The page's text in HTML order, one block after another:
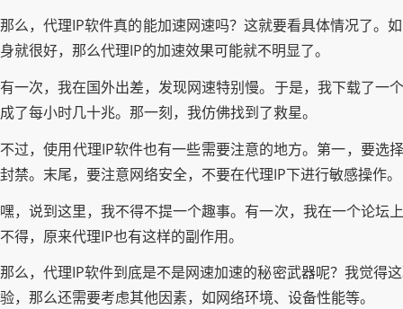
那么，代理IP软件真的能加速网速吗？这就要看具体情况了。
身就很好，那么代理IP的加速效果可能就不明显了。
有一次，我在国外出差，发现网速特别慢。于是，我下载了一
成了每小时几十兆。那一刻，我仿佛找到了救星。
不过，使用代理IP软件也有一些需要注意的地方。第一，要选
封禁。末尾，要注意网络安全，不要在代理IP下进行敏感操作。
嘿，说到这里，我不得不提一个趣事。有一次，我在一个论坛
不得，原来代理IP也有这样的副作用。
那么，代理IP软件到底是不是网速加速的秘密武器呢？我觉得
验，那么还需要考虑其他因素，如网络环境、设备性能等。